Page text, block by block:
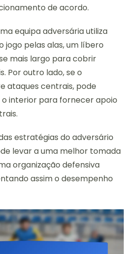
de acordo.
equipa adversária utiliza
jogo pelas alas, um líbero
mais largo para cobrir
Por outro lado, se o
ataques centrais, pode
interior para fornecer apoio
estratégias do adversário
levar a uma melhor tomada
organização defensiva
assim o desempenho